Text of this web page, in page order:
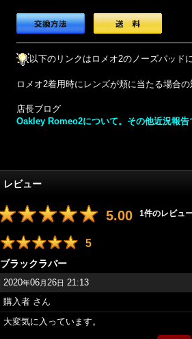
以下のリンクはロメオ2のノーズパッド
ロメオ2着用時にレンズが頬に当たる場合
店長ブログ
Oakley Romeo2について。その他近況報
レビュー
5.00 1件のレビュ
5
ブラックラバー
2020年06月26日 21:13
購入者 さん
大変気に入っています。